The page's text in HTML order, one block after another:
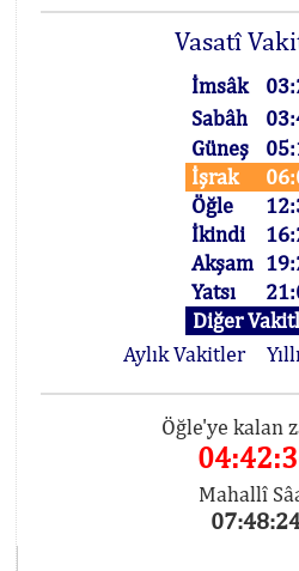
Vasatî
İmsâk
Sabâh
Güneş
İşrak
Öğle
İkindi
Akşam
Yatsı
Diğer
Aylık Vakitler
Öğle'ye kalan
Mahallî